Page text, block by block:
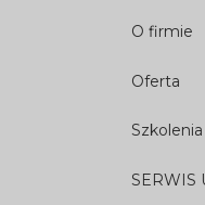
O firmie
Oferta
Szkolenia
SERWIS